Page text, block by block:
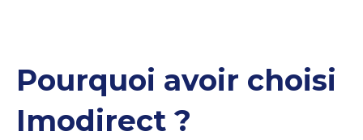
Pourquoi avoir choisi
Imodirect ?